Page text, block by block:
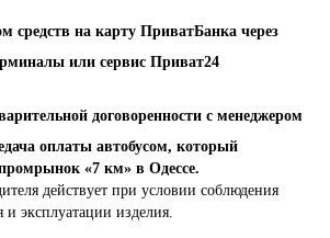
средств на карту ПриватБанка через
или сервис Приват24
договоренности с менеджером
оплаты автобусом, который
«7 км» в Одессе.
действует при условии соблюдения
эксплуатации изделия.